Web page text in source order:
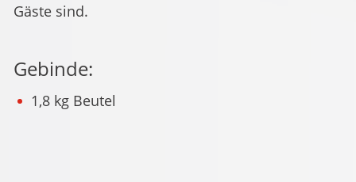
Gäste sind.
Gebinde:
1,8 kg Beutel